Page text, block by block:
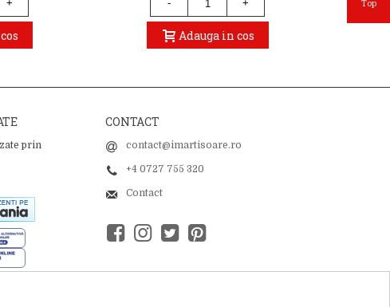
+ - +
Adauga in cos
prin
CONTACT
contact@imartisoare.ro
+4 0727 755 320
Contact
Top